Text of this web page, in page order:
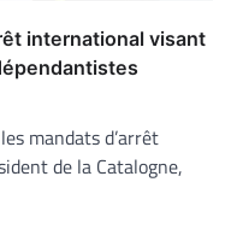
international visant
mandats d’arrêt
de la Catalogne,